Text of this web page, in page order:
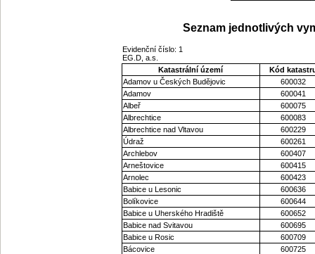
Seznam jednotlivých
Evidenční číslo: 1
EG.D, a.s.
Katastrální území
Kód
Adamov u Českých Budějovic
600032
Adamov
600041
Albeř
600075
Albrechtice
600083
Albrechtice nad Vltavou
600229
Údraž
600261
Archlebov
600407
Arneštovice
600415
Arnolec
600423
Babice u Lesonic
600636
Bolíkovice
600644
Babice u Uherského Hradiště
600652
Babice nad Svitavou
600695
Babice u Rosic
600709
Bácovice
600725